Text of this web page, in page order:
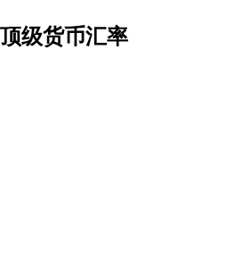
级货币汇率